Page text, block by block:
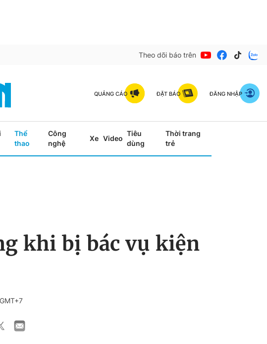
Theo dõi báo trên
QUẢNG CÁO ĐẶT BÁO ĐĂNG NHẬP
Thể
thao
Công
nghệ
Xe Video
Tiêu
dùng
Thời trang
trẻ
khi bị bác vụ kiện